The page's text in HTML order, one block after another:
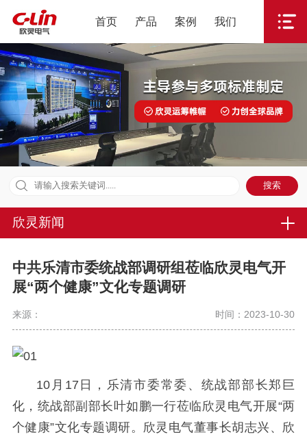
首页 产品 案例 我们
欣灵新闻
中共乐清市委统战部调研组莅临欣灵电气开
展“两个健康”文化专题调研
来源： 时间：2023-10-30
10月17日，乐清市委常委、统战部部长郑巨
化，统战部副部长叶如鹏一行莅临欣灵电气开展“两
个健康”文化专题调研。欣灵电气董事长胡志兴、欣